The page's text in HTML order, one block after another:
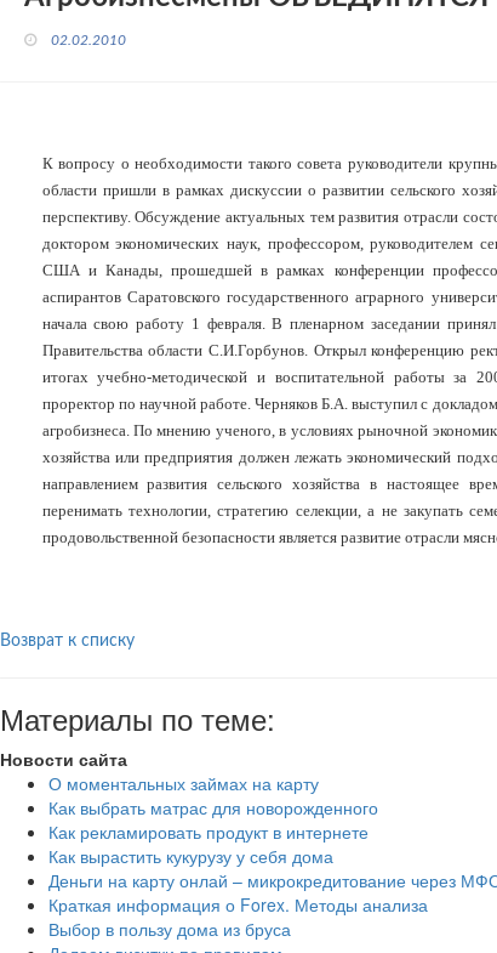
02.02.2010
К вопросу о необходимости такого совета руководители
области пришли в рамках дискуссии о развитии сельского
перспективу. Обсуждение актуальных тем развития отрасли
доктором экономических наук, профессором, руководителем
США и Канады, прошедшей в рамках конференции
аспирантов Саратовского государственного аграрного
начала свою работу 1 февраля. В пленарном заседании принял
Правительства области С.И.Горбунов. Открыл конференцию
итогах учебно-методической и воспитательной работы за
проректор по научной работе. Черняков Б.А. выступил с
агробизнеса. По мнению ученого, в условиях рыночной
хозяйства или предприятия должен лежать экономический
направлением развития сельского хозяйства в настоящее
перенимать технологии, стратегию селекции, а не закупать
продовольственной безопасности является развитие отрасли
Возврат к списку
Материалы по теме:
Новости сайта
О моментальных займах на карту
Как выбрать матрас для новорожденного
Как рекламировать продукт в интернете
Как вырастить кукурузу у себя дома
Деньги на карту онлай – микрокредитование через
Краткая информация о Forex. Методы анализа
Выбор в пользу дома из бруса